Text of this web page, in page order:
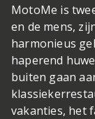
MotoMe is
en de mens,
harmonieus
haperend
buiten gaan
vakanties, het